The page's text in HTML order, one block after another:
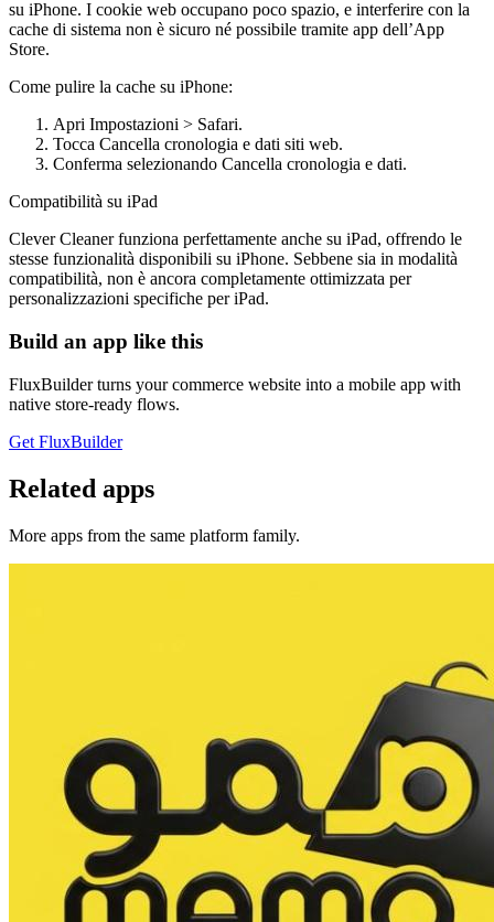
su iPhone. I cookie web occupano poco spazio, e interferire con la
cache di sistema non è sicuro né possibile tramite app dell’App
Store.
Come pulire la cache su iPhone:
Apri Impostazioni > Safari.
Tocca Cancella cronologia e dati siti web.
Conferma selezionando Cancella cronologia e dati.
Compatibilità su iPad
Clever Cleaner funziona perfettamente anche su iPad, offrendo le
stesse funzionalità disponibili su iPhone. Sebbene sia in modalità
compatibilità, non è ancora completamente ottimizzata per
personalizzazioni specifiche per iPad.
Build an app like this
FluxBuilder turns your commerce website into a mobile app with
native store-ready flows.
Get FluxBuilder
Related apps
More apps from the same platform family.